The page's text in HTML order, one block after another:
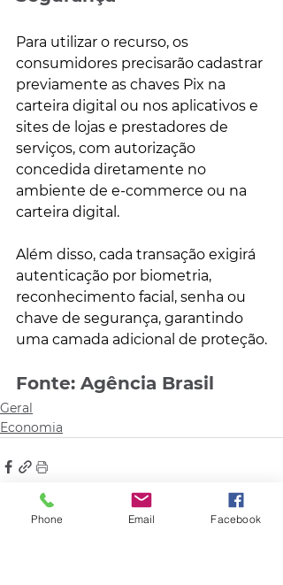
Para utilizar o recurso, os
consumidores precisarão cadastrar
previamente as chaves Pix na
carteira digital ou nos aplicativos e
sites de lojas e prestadores de
serviços, com autorização
concedida diretamente no
ambiente de e-commerce ou na
carteira digital.
Além disso, cada transação exigirá
autenticação por biometria,
reconhecimento facial, senha ou
chave de segurança, garantindo
uma camada adicional de proteção.
Fonte: Agência Brasil
Geral
Economia
Phone Email Facebook